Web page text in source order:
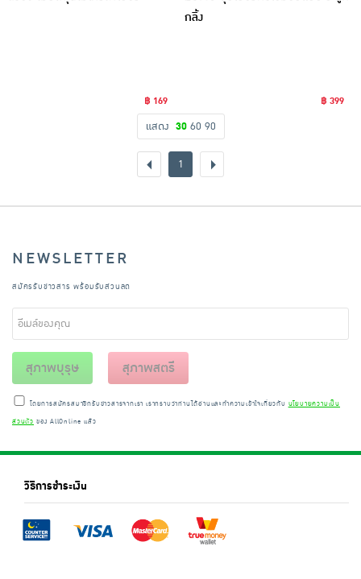
฿ 169
กลิ้ง
฿ 399
แสดง 30 60 90
1
NEWSLETTER
สมัครรับข่าวสาร พร้อมรับส่วนลด
สุภาพบุรุษ สุภาพสตรี
โดยการสมัครสมาชิกรับข่าวสารจากเรา เราทราบว่าท่านได้อ่านและทำความเข้าใจเกี่ยวกับ นโยบายความเป็น
ส่วนตัว ของ AllOnline แล้ว
วิธีการชำระเงิน